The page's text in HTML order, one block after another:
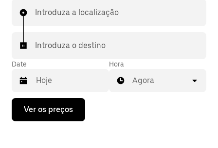
Introduza a localização
Introduza o destino
Date
Prima
tecla
Hora
Agora
Ver os preços